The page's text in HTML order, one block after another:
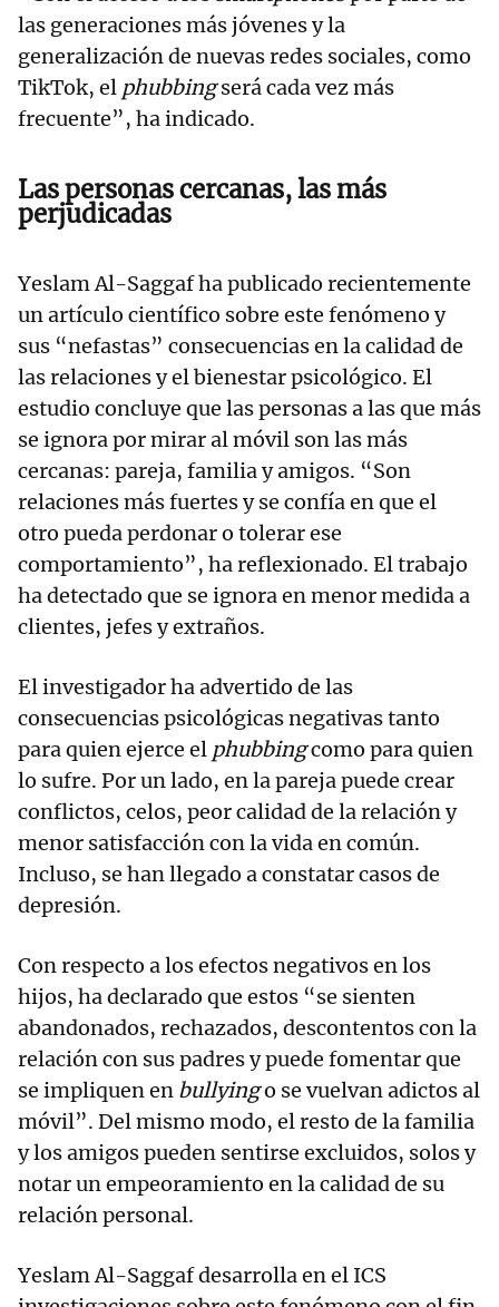
las generaciones más jóvenes y la
generalización de nuevas redes sociales, como
TikTok, el phubbingserá cada vez más
frecuente”, ha indicado.
Las personas cercanas, las más
perjudicadas
Yeslam Al-Saggaf ha publicado recientemente
un artículo científico sobre este fenómeno y
sus “nefastas” consecuencias en la calidad de
las relaciones y el bienestar psicológico. El
estudio concluye que las personas a las que más
se ignora por mirar al móvil son las más
cercanas: pareja, familia y amigos. “Son
relaciones más fuertes y se confía en que el
otro pueda perdonar o tolerar ese
comportamiento”, ha reflexionado. El trabajo
ha detectado que se ignora en menor medida a
clientes, jefes y extraños.
El investigador ha advertido de las
consecuencias psicológicas negativas tanto
para quien ejerce el phubbingcomo para quien
lo sufre. Por un lado, en la pareja puede crear
conflictos, celos, peor calidad de la relación y
menor satisfacción con la vida en común.
Incluso, se han llegado a constatar casos de
depresión.
Con respecto a los efectos negativos en los
hijos, ha declarado que estos “se sienten
abandonados, rechazados, descontentos con la
relación con sus padres y puede fomentar que
se impliquen en bullyingo se vuelvan adictos al
móvil”. Del mismo modo, el resto de la familia
y los amigos pueden sentirse excluidos, solos y
notar un empeoramiento en la calidad de su
relación personal.
Yeslam Al-Saggaf desarrolla en el ICS